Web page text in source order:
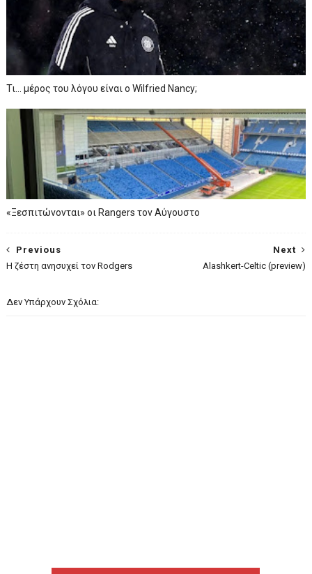
Τι… μέρος του λόγου είναι ο Wilfried Nancy;
«Ξεσπιτώνονται» οι Rangers τον Αύγουστο
Next
Alashkert-Celtic (preview)
Previous
H ζέστη ανησυχεί τον Rodgers
Δεν Υπάρχουν Σχόλια: